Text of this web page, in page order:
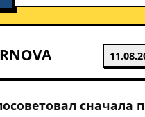
сначала